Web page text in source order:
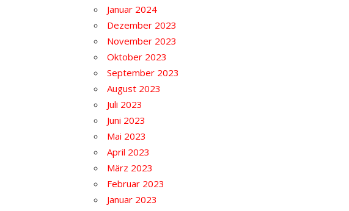
Januar 2024
Dezember 2023
November 2023
Oktober 2023
September 2023
August 2023
Juli 2023
Juni 2023
Mai 2023
April 2023
März 2023
Februar 2023
Januar 2023